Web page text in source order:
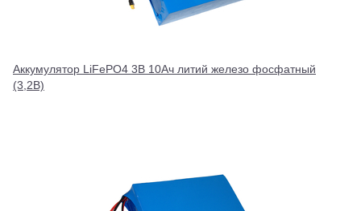
Аккумулятор LiFePO4 3В 10Ач литий железо фосфатный
(3,2В)